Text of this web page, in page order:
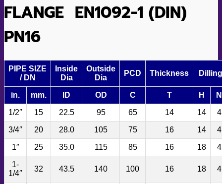
FLANGE EN1092-1 (DIN)
PN16
PIPE SIZE
/ DN
Inside
Dia
Outside
Dia
PCD Thickness Dilling
in. mm. ID OD C T H N
1/2″ 15 22.5 95 65 14 14 4
3/4″ 20 28.0 105 75 16 14 4
1″ 25 35.0 115 85 16 18 4
1-
1/4″
32 43.5 140 100 16 18 4